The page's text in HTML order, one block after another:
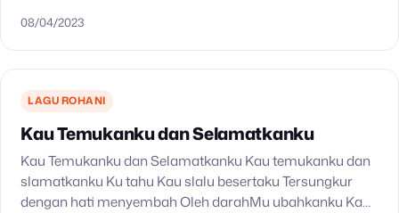
ku…
08/04/2023
LAGU ROHANI
Kau Temukanku dan Selamatkanku
Kau Temukanku dan Selamatkanku Kau temukanku dan
slamatkanku Ku tahu Kau slalu besertaku Tersungkur
dengan hati menyembah Oleh darahMu ubahkanku Kau